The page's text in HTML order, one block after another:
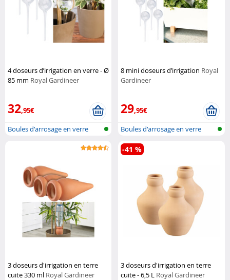
4 doseurs d’irrigation en verre - Ø
85 mm Royal Gardineer
32,95€
Boules d'arrosage en verre
8 mini doseurs d’irrigation Royal
Gardineer
29,95€
Boules d'arrosage en verre
3 doseurs d'irrigation en terre
cuite 330 ml Royal Gardineer
3 doseurs d'irrigation en terre
cuite - 6,5 L Royal Gardineer
-41 %